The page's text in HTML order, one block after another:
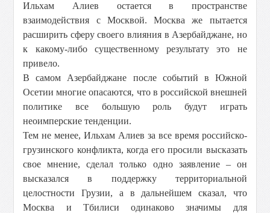
Ильхам Алиев остается в пространстве
взаимодействия с Москвой. Москва же пытается
расширить сферу своего влияния в Азербайджане, но
к какому-либо существенному результату это не
привело.
В самом Азербайджане после событий в Южной
Осетии многие опасаются, что в российской внешней
политике все большую роль будут играть
неоимперские тенденции.
Тем не менее, Ильхам Алиев за все время российско-
грузинского конфликта, когда его просили высказать
свое мнение, сделал только одно заявление – он
высказался в поддержку территориальной
целостности Грузии, а в дальнейшем сказал, что
Москва и Тбилиси одинаково значимы для